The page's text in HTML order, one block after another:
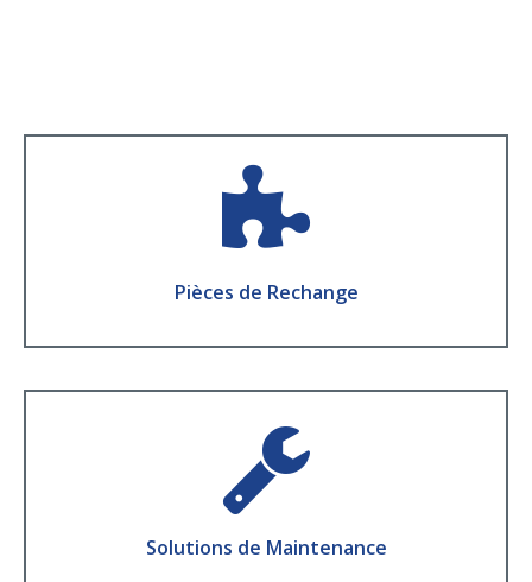
Pièces de Rechange
Pièces de Rechange
La disponibilité et la qualité d'un fabricant
d’équipements d’origine
Solutions de Maintenance
Solutions de Maintenance
Optimisez la disponibilité opérationnelle de vos
équipements et votre performance industrielle